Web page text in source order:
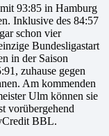
93:85 in Hamburg
Inklusive des 84:57
schon vier
Bundesligastart
in der Saison
zuhause gegen
Am kommenden
Ulm können sie
vorübergehend
BBL.